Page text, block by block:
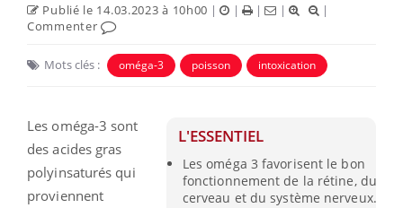
Publié le 14.03.2023 à 10h00 | | | |
|
Commenter
Mots clés : oméga-3 poisson intoxication
L'ESSENTIEL
Les oméga 3 favorisent le bon
fonctionnement de la rétine, du
cerveau et du système nerveux.
Les oméga-3 sont
des acides gras
polyinsaturés qui
proviennent